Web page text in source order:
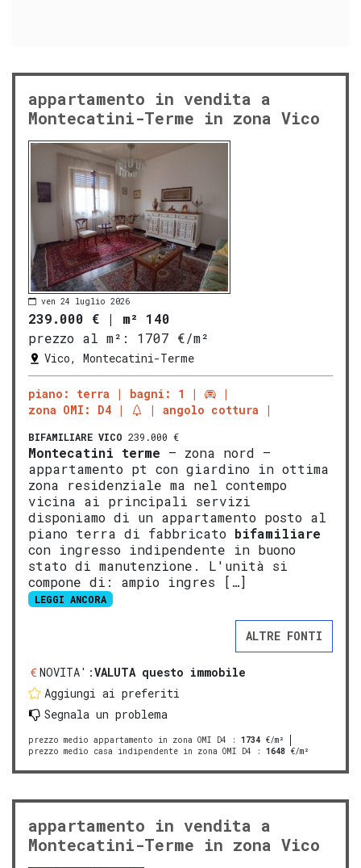
appartamento in vendita a
Montecatini-Terme in zona Vico
ven 24 luglio 2026
239.000 € | m² 140
prezzo al m²:
1707 €/m²
Vico, Montecatini-Terme
piano: terra
bagni: 1
zona OMI: D4
angolo cottura
BIFAMILIARE VICO 239.000 €
Montecatini terme – zona nord –
appartamento pt con giardino in ottima
zona residenziale ma nel contempo
vicina ai principali servizi
disponiamo di un appartamento posto al
piano terra di fabbricato bifamiliare
con ingresso indipendente in buono
stato di manutenzione. L'unità si
compone di: ampio ingres […]
LEGGI ANCORA
ALTRE FONTI
NOVITA':VALUTA questo immobile
Aggiungi ai preferiti
Segnala un problema
prezzo medio appartamento in zona OMI D4 : 1734 €/m²
prezzo medio casa indipendente in zona OMI D4 : 1648 €/m²
appartamento in vendita a
Montecatini-Terme in zona Vico